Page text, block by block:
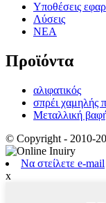
Υποθέσεις
Λύσεις
ΝΕΑ
Προϊόντα
αλιφατικός
σπρέι χαμηλής
Μεταλλική
© Copyright - 2010-
Να στείλετε e-mail
x